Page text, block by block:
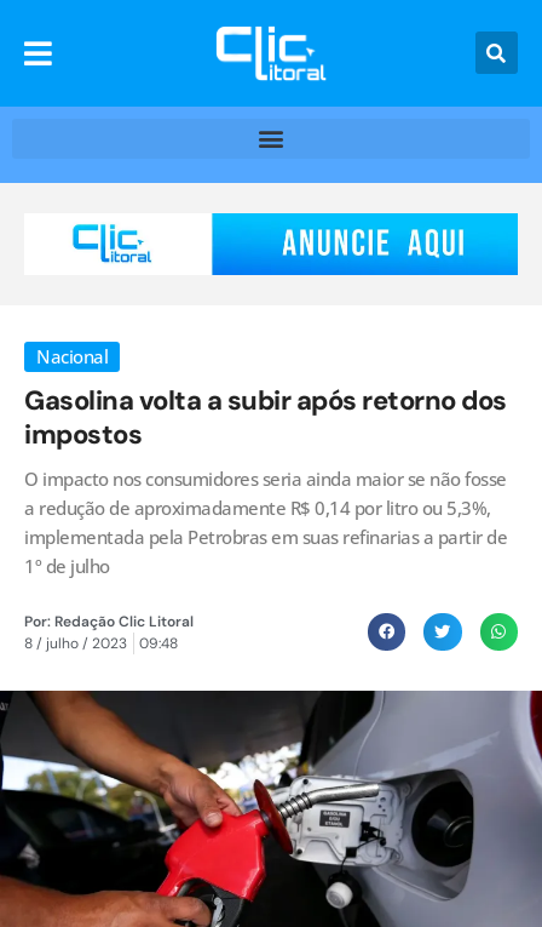
Nacional
Gasolina volta a subir após retorno dos
impostos
O impacto nos consumidores seria ainda maior se não fosse
a redução de aproximadamente R$ 0,14 por litro ou 5,3%,
implementada pela Petrobras em suas refinarias a partir de
1º de julho
Por:Redação Clic Litoral
8 / julho / 2023
09:48